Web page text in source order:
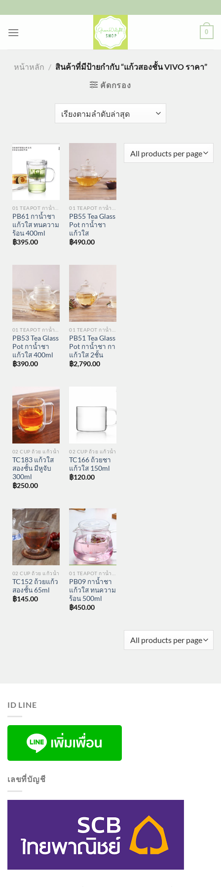
ไป
0
หน้าหลัก / สินค้าที่มีป้ายกำกับ “แก้วสองชั้น VIVO ราคา”
คัดกรอง
PB61 กาน้ำชา
แก้วใส ทนความ
ร้อน 400ml
฿395.00
PB55 Tea Glass
Pot กาน้ำชา
แก้วใส
฿490.00
PB53 Tea Glass
Pot กาน้ำชา
แก้วใส 400ml
฿390.00
PB51 Tea Glass
Pot กาน้ำชา กา
แก้วใส 2ชั้น
฿2,790.00
02 CUP ถ้วย แก้วน้ำ
TC183 แก้วใส
สองชั้น มีหูจับ
300ml
฿250.00
02 CUP ถ้วย แก้วน้ำ
TC166 ถ้วยชา
แก้วใส 150ml
฿120.00
02 CUP ถ้วย แก้วน้ำ
TC152 ถ้วยแก้ว
สองชั้น 65ml
฿145.00
PB09 กาน้ำชา
แก้วใส ทนความ
ร้อน 500ml
฿450.00
ID LINE
เลขที่บัญชี